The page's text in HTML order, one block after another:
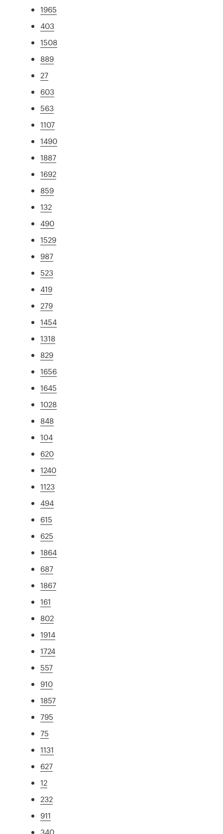
1965
403
1508
889
27
603
563
1107
1490
1887
1692
859
132
490
1529
987
523
419
279
1454
1318
829
1656
1645
1028
848
104
620
1240
1123
494
615
625
1864
687
1867
161
802
1914
1724
557
910
1857
795
75
1131
627
12
232
911
340